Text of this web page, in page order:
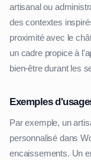
artisanal ou
des contextes
proximité avec le
un cadre propice à
bien-être durant les
Exemples
Par exemple, un
personnalisé dans
encaissements. Un